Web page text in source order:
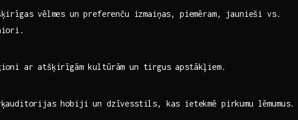
vēlmes un ⁢preferenču ​izmaiņas, ‍piemēram, jaunieši vs.
ar atšķirīgām ‌kultūrām un tirgus apstākļiem.
hobiji un ​dzīvesstils, kas ietekmē‍ pirkumu lēmumus.